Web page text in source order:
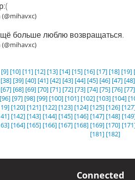
больше люблю возвращаться.
[9] [10] [11] [12] [13] [14] [15] [16] [17] [18] [19]
[38] [39] [40] [41] [42] [43] [44] [45] [46] [47] [48]
[67] [68] [69] [70] [71] [72] [73] [74] [75] [76] [77]
[96] [97] [98] [99] [100] [101] [102] [103] [104]
[120] [121] [122] [123] [124] [125] [126]
[142] [143] [144] [145] [146] [147] [148]
[164] [165] [166] [167] [168] [169] [170]
[181] [182]
Connected